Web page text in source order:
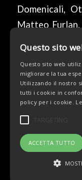
Domenicali,
Matteo Furlan,
Pesenti,
Enea Farinotti.
/
Questo sito
Questo sito web
migliorare la tua
Utilizzando il nostro
tutti i cookie in
policy per i cookie.
TARGETING
ACCETTA TUTTO